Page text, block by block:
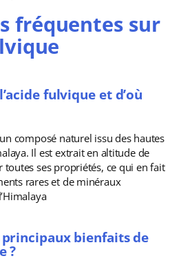
fréquentes sur
fulvique et d’où
composé naturel issu des hautes
Il est extrait en altitude de
toutes ses propriétés, ce qui en fait
rares et de minéraux
principaux bienfaits de
?